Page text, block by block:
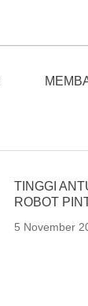
TINGGI
ROBOT
5 November